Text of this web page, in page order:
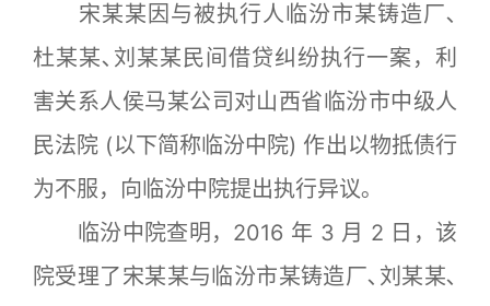
宋某某因与被执行人临汾市某铸造厂､
杜某某､刘某某民间借贷纠纷执行一案，利
害关系人侯马某公司对山西省临汾市中级人
民法院 (以下简称临汾中院) 作出以物抵债行
为不服，向临汾中院提出执行异议｡
临汾中院查明，2016 年 3 月 2 日，该
院受理了宋某某与临汾市某铸造厂､刘某某､